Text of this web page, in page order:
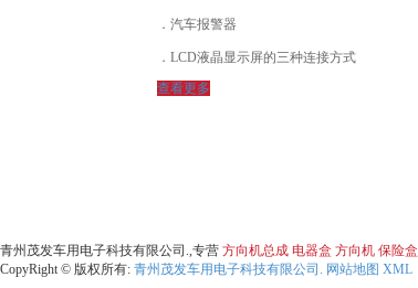
汽车报警器
LCD液晶显示屏的三种连接方式
查看更多
青州茂发车用电子科技有限公司.,专营 方向机总成 电器盒 方向机 保险盒
CopyRight © 版权所有: 青州茂发车用电子科技有限公司. 网站地图 XML